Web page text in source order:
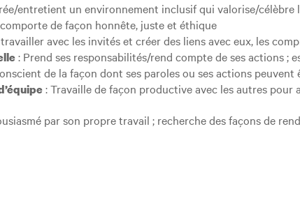
entretient un environnement inclusif qui valorise/célèbre
comporte de façon honnête, juste et éthique
avec les invités et créer des liens avec eux, les
: Prend ses responsabilités/rend compte de ses actions ;
de la façon dont ses paroles ou ses actions
: Travaille de façon productive avec les autres
par son propre travail ; recherche des façons de